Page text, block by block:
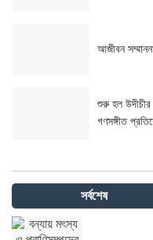
আজীবন
শুরু হল
গণসঙ্গীত
সর্বশেষ